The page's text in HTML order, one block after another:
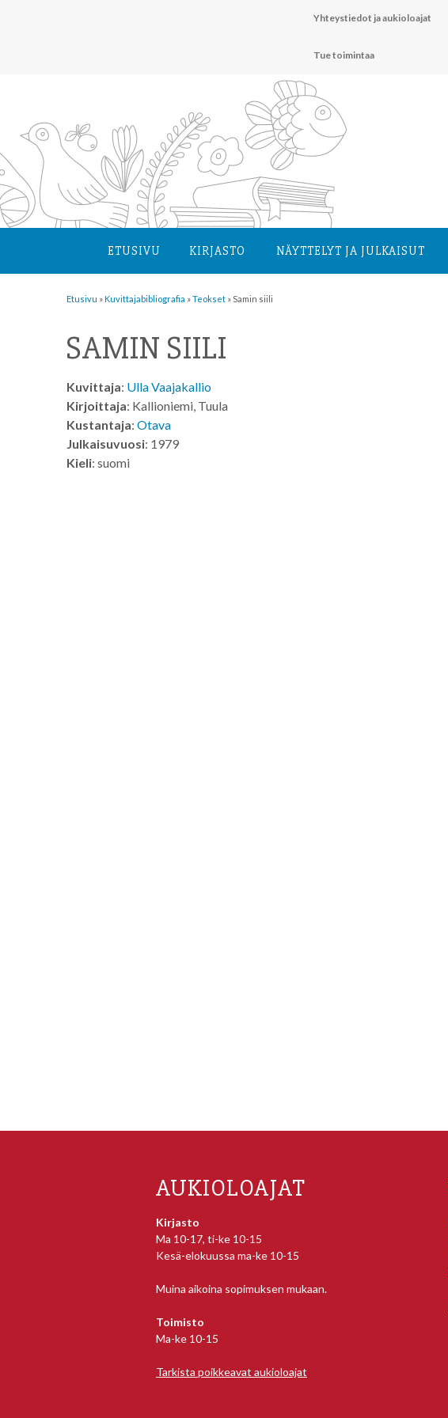
Yhteystiedot ja aukioloajat
Tue toimintaa
ETUSIVU KIRJASTO NÄYTTELYT JA JULKAISUT
Etusivu »Kuvittaja­bibliografia »Teokset » Samin siili
SAMIN SIILI
Kuvittaja: Ulla Vaajakallio
Kirjoittaja: Kallioniemi, Tuula
Kustantaja: Otava
Julkaisuvuosi: 1979
Kieli: suomi
AUKIOLOAJAT
Kirjasto
Ma 10-17, ti-ke 10-15
Kesä-elokuussa ma-ke 10-15
Muina aikoina sopimuksen mukaan.
Toimisto
Ma-ke 10-15
Tarkista poikkeavat aukioloajat